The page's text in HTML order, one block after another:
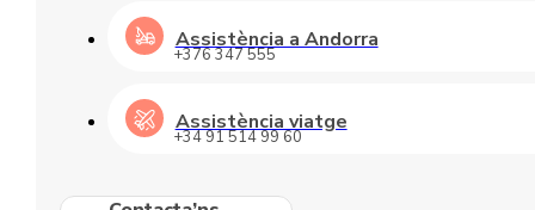
Assistència a Andorra
+376 347 555
Assistència viatge
+34 91 514 99 60